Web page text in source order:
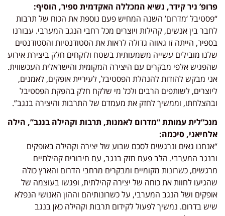
פרופ’ ניר קידר, נשיא המכללה האקדמית ספיר, הוסיף:
“פסטיבל ‘מדרום’ השנה המחיש פעם נוספת את הכוח של תרבות
לחבר בין אנשים, קהילות ויוצרים מכל רחבי הנגב המערבי. עבורנו
בספיר, הייתה זו גאווה גדולה לראות את הסטודנטיות והסטודנטים
שלנו מובילים עשייה משמעותית בשטח ולוקחים חלק ביצירת אירוע
שהפגיש אלפי מבקרים עם היצירה המקומית והישראלית העכשווית.
אני מבקש להודות להנהלת הפסטיבל, לעיריית אופקים, לאמנים,
ליוצרים, לשותפים הרבים ולכל מי שלקח חלק בהפקת הפסטיבל
ובהצלחתו, וממשיך לחזק את מעמדם של התרבות והיצירה בנגב”.
מנכ”לית עמותת “מדרום לאמנות, תרבות וקהילה בנגב”, הילה
אלחיאני, סיכמה:
“אנחנו גאים ונרגשים לסכם שבוע של יצירה וקהילה באופקים
ובנגב המערבי. הלב פעם חזק בנגב, עם חיבורים קהילתיים
מרגשים, כשרונות מקומיים ומבקרים מרחבי הדרום והארץ כולה
שהגיעו לחוות את כוחה של יצירה קהילתית, ופגשו בעוצמה של
אופקים ושל הנגב המערבי, על כשרונותיהם וההון האנושי הנפלא
שיש בדרום. נמשיך לפעול לקידום תרבות וקהילה כאן בנגב